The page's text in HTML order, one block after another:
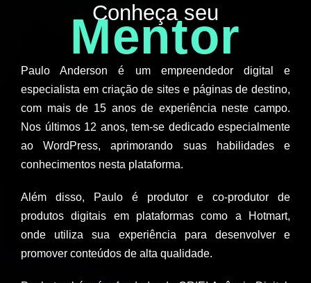
Conheça seu
Mentor
Paulo Anderson é um empreendedor digital e
especialista em criação de sites e páginas de destino,
com mais de 15 anos de experiência neste campo.
Nos últimos 12 anos, tem-se dedicado especialmente
ao WordPress, aprimorando suas habilidades e
conhecimentos nesta plataforma.
Além disso, Paulo é produtor e co-produtor de
produtos digitais em plataformas como a Hotmart,
onde utiliza sua experiência para desenvolver e
promover conteúdos de alta qualidade.